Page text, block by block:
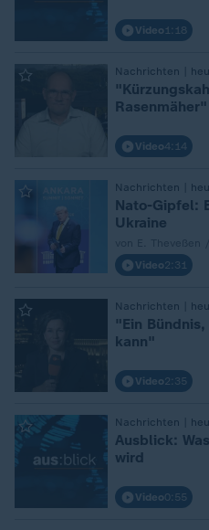
Video 1:18
Nachrichten |
Rasenmäher"
Video4:14
Nachrichten |
Nato-Gipfel:
Ukraine
Video2:31
Nachrichten |
"Ein
kann"
Video2:35
Nachrichten |
Ausblick:
wird
Video0:55